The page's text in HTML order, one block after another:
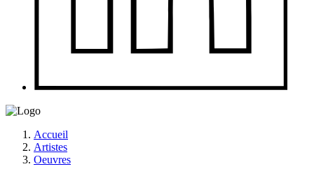
Accueil
Artistes
Oeuvres